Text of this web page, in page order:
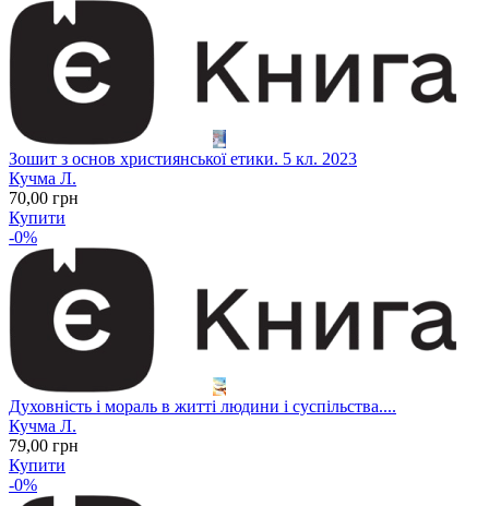
Зошит з основ християнської етики. 5 кл. 2023
Кучма Л.
70,00 грн
Купити
-0%
Духовність і мораль в житті людини і суспільства....
Кучма Л.
79,00 грн
Купити
-0%